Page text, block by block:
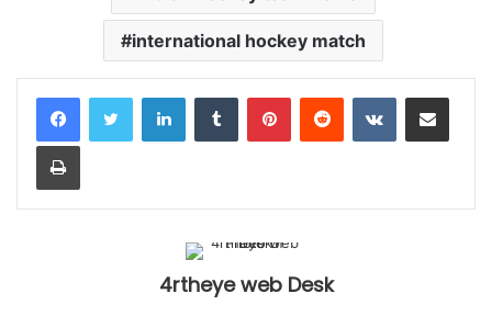
international hockey match
LinkedInTumblr PinterestReddit VKontakteShare via Email
Print
4rtheye web Desk